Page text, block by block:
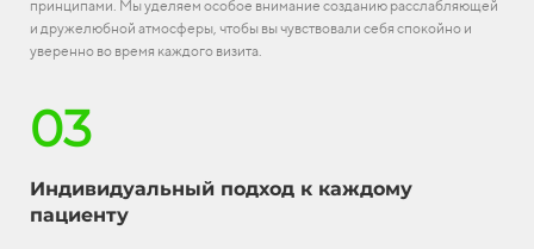
принципами. Мы уделяем особое внимание созданию расслабляющей
и дружелюбной атмосферы, чтобы вы чувствовали себя спокойно и
уверенно во время каждого визита.
03
Индивидуальный подход к каждому
пациенту